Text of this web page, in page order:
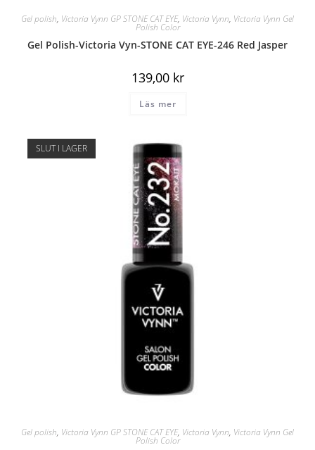
Gel polish, Victoria Vynn GP STONE CAT EYE, Victoria Vynn, Victoria Vynn Gel
Polish Color
Gel Polish-Victoria Vyn-STONE CAT EYE-246 Red Jasper
139,00 kr
Läs mer
SLUT I LAGER
Gel polish, Victoria Vynn GP STONE CAT EYE, Victoria Vynn, Victoria Vynn Gel
Polish Color